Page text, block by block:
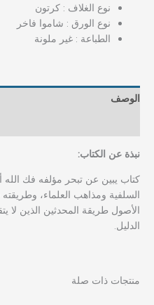
نوع الغلاف : كرتون
نوع الورق : شاموا فاخر
الطباعة : غير ملونة
الوصف
نبذة عن الكتاب:
كتاب يبين عن تبحر مؤلفه فك الله
السلفية ومذاهب العلماء،
الأصول طريقة المحدثين الذين لا
الدليل.
منتجات ذات صلة